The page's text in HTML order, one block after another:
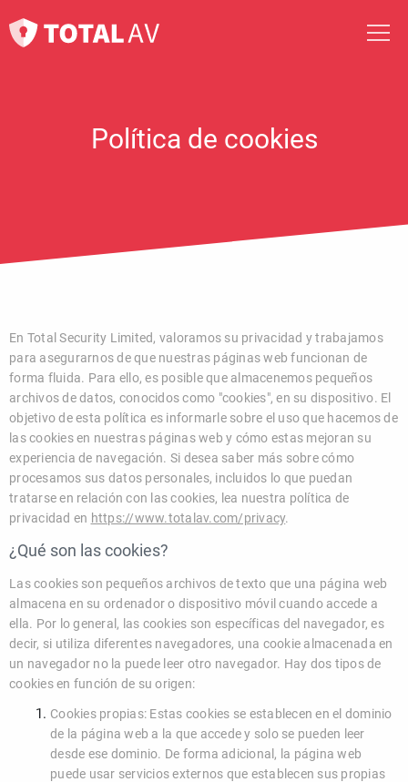
Política de cookies
En Total Security Limited, valoramos su privacidad y trabajamos
para asegurarnos de que nuestras páginas web funcionan de
forma fluida. Para ello, es posible que almacenemos pequeños
archivos de datos, conocidos como "cookies", en su dispositivo. El
objetivo de esta política es informarle sobre el uso que hacemos de
las cookies en nuestras páginas web y cómo estas mejoran su
experiencia de navegación. Si desea saber más sobre cómo
procesamos sus datos personales, incluidos lo que puedan
tratarse en relación con las cookies, lea nuestra política de
privacidad en https://www.totalav.com/privacy.
¿Qué son las cookies?
Las cookies son pequeños archivos de texto que una página web
almacena en su ordenador o dispositivo móvil cuando accede a
ella. Por lo general, las cookies son específicas del navegador, es
decir, si utiliza diferentes navegadores, una cookie almacenada en
un navegador no la puede leer otro navegador. Hay dos tipos de
cookies en función de su origen:
Cookies propias: Estas cookies se establecen en el dominio
de la página web a la que accede y solo se pueden leer
desde ese dominio. De forma adicional, la página web
puede usar servicios externos que establecen sus propias